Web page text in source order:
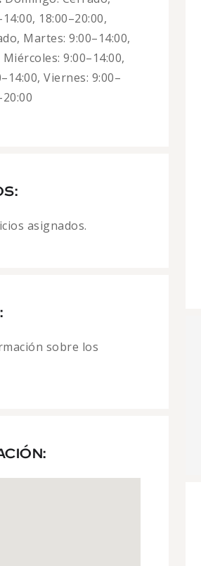
18:00–20:00,
Martes: 9:00–14:00,
Miércoles: 9:00–14:00,
Viernes: 9:00–
asignados.
sobre los